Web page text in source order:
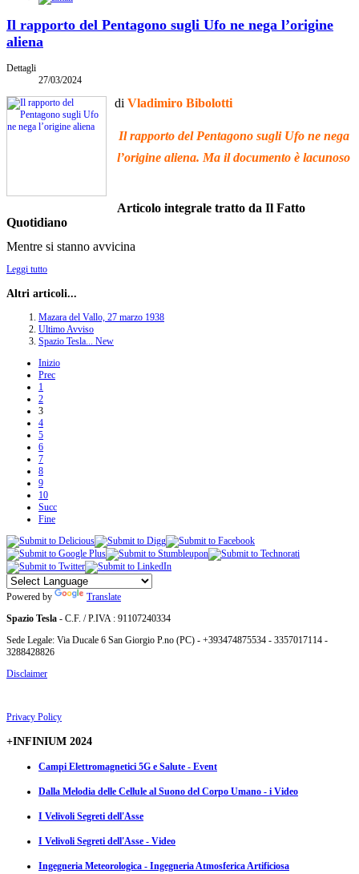
Il rapporto del Pentagono sugli Ufo ne nega l’origine
aliena
Dettagli
27/03/2024
di Vladimiro Bibolotti
Il rapporto del Pentagono sugli Ufo ne nega
l’origine aliena. Ma il documento è lacunoso
Articolo integrale tratto da Il Fatto
Quotidiano
Mentre si stanno avvicina
Leggi tutto
Altri articoli...
Mazara del Vallo, 27 marzo 1938
Ultimo Avviso
Spazio Tesla... New
Inizio
Prec
1
2
3
4
5
6
7
8
9
10
Succ
Fine
Powered by
Translate
Spazio Tesla - C.F. / P.IVA : 91107240334
Sede Legale: Via Ducale 6 San Giorgio P.no (PC) - +393474875534 - 3357017114 -
3288428826
Disclaimer
Privacy Policy
+INFINIUM 2024
Campi Elettromagnetici 5G e Salute - Event
Dalla Melodia delle Cellule al Suono del Corpo Umano - i Video
I Velivoli Segreti dell'Asse
I Velivoli Segreti dell'Asse - Video
Ingegneria Meteorologica - Ingegneria Atmosferica Artificiosa